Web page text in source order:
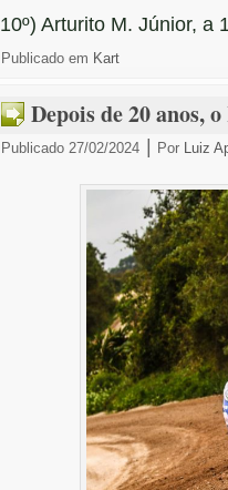
10º) Arturito M. Júnior, a
Publicado em Kart
Depois de 20 anos,
Publicado 27/02/2024 Por Luiz